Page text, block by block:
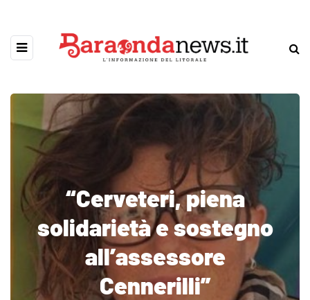
“Cerveteri, piena
solidarietà e sostegno
all’assessore
Cennerilli”